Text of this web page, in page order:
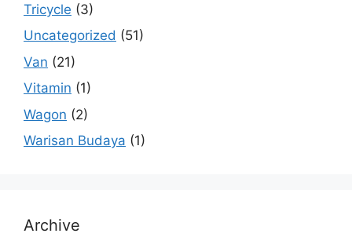
Tricycle (3)
Uncategorized (51)
Van (21)
Vitamin (1)
Wagon (2)
Warisan Budaya (1)
Archive